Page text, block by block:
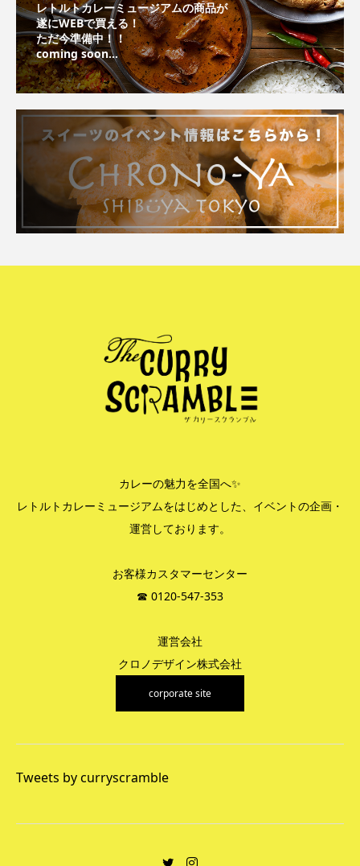
レトルトカレーミュージアムの商品が
遂にWEBで買える！
ただ今準備中！！
coming soon...
カレーの魅力を全国へ✨
レトルトカレーミュージアムをはじめとした、イベントの企画・
運営しております。
お客様カスタマーセンター
☎︎ 0120-547-353
運営会社
クロノデザイン株式会社
corporate site
Tweets by curryscramble